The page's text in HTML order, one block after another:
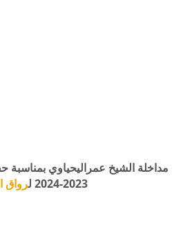
مداخلة الشيخ عمراليحياوي بمناسبة
2023-2024 ل
رواق